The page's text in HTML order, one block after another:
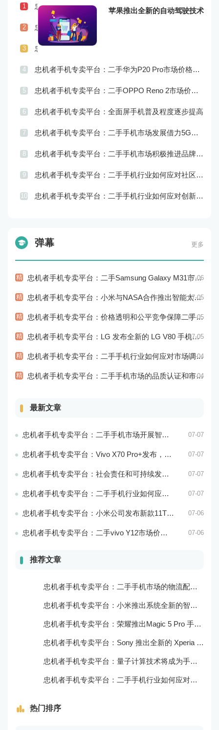
苹果推出全新的自动驾驶技术
1 忠机者手机专卖平台：二手手机行业如何应对社会民生问题
2 忠机者手机专卖平台：LG发布Wing智能手机，支持双屏交互
3 忠机者手机专卖平台：二手手机行业如何应对供应链管理的挑战
4 忠机者手机专卖平台：二手华为P20 Pro市场价格持续波动
5 忠机者手机专卖平台：二手OPPO Reno 2市场价格相对稳定
6 忠机者手机专卖平台：全面屏手机普及程度逐步提高
7 忠机者手机专卖平台：二手手机市场发展借力5G，迎来新机遇
8 忠机者手机专卖平台：二手手机市场积极推进品牌转型，实现品牌创新和升级
9 忠机者手机专卖平台：二手手机行业如何应对社区运营的重要性
10 忠机者手机专卖平台：二手手机行业如何应对创新驱动的发展
弹幕 更多
精 忠机者手机专卖平台：二手Samsung Galaxy M31市场价格持续下跌07-06
精 忠机者手机专卖平台：小米与NASA合作推出智能太空手表07-05
精 忠机者手机专卖平台：价格透明和公平竞争保障二手手机交易市场的稳定性和健康发展07-05
精 忠机者手机专卖平台：LG 发布全新的 LG V80 手机，支持 5G 网络07-05
精 忠机者手机专卖平台：二手手机行业如何应对市场调整的变动07-04
精 忠机者手机专卖平台：二手手机市场的品质认证和市场溯源07-04
最新文章
忠机者手机专卖平台：二手手机市场开展智能化运营，优化市场流程和效率 07-07
忠机者手机专卖平台：Vivo X70 Pro+发布，搭载超强的拍照能力和高效的处理器 07-07
忠机者手机专卖平台：社会责任和可持续发展是二手手机行业发展的关键 07-07
忠机者手机专卖平台：二手手机行业如何应对环境保护的责任 07-07
忠机者手机专卖平台：小米公司发布新款11T Pro手机，搭载120W快充技术 07-06
忠机者手机专卖平台：二手vivo Y12市场价格相对稳定 07-06
推荐文章
忠机者手机专卖平台：二手手机市场的物流配送和出售方式
忠机者手机专卖平台：小米推出系统全新的智能厨房
忠机者手机专卖平台：荣耀推出Magic 5 Pro 手机，搭载麒麟9000处理器和5000万像素主摄像头
忠机者手机专卖平台：Sony 推出全新的 Xperia 1 III 手机，展现出卓越的技术和品质
忠机者手机专卖平台：量子计算技术将成为手机行业的新的发展方向
忠机者手机专卖平台：二手手机行业如何应对生态系统的要求
热门排序